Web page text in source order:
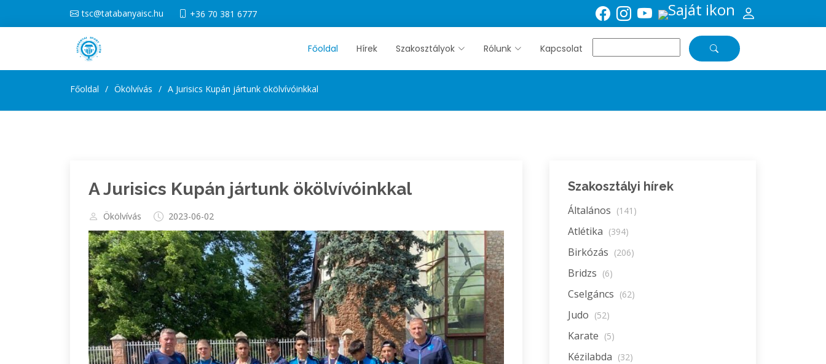
tsc@tatabanyaisc.hu +36 70 381 6777
Főoldal Hírek Szakosztályok Rólunk Kapcsolat
Főoldal Ökölvívás A Jurisics Kupán jártunk ökölvívóinkkal
A Jurisics Kupán jártunk ökölvívóinkkal
Ökölvívás 2023-06-02
Szakosztályi hírek
Általános (141)
Atlétika (394)
Birkózás (206)
Bridzs (6)
Cselgáncs (62)
Judo (52)
Karate (5)
Kézilabda (32)